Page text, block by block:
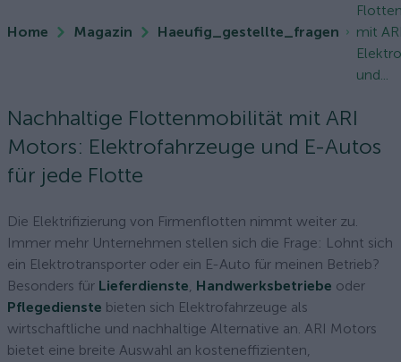
Home Magazin Haeufig_gestellte_fragen
mit
und...
Nachhaltige Flottenmobilität mit ARI
Motors: Elektrofahrzeuge und E-Autos
für jede Flotte
Die Elektrifizierung von Firmenflotten nimmt weiter zu.
Immer mehr Unternehmen stellen sich die Frage: Lohnt sich
ein Elektrotransporter oder ein E-Auto für meinen Betrieb?
Besonders für Lieferdienste, Handwerksbetriebe oder
Pflegedienste bieten sich Elektrofahrzeuge als
wirtschaftliche und nachhaltige Alternative an. ARI Motors
bietet eine breite Auswahl an kosteneffizienten,